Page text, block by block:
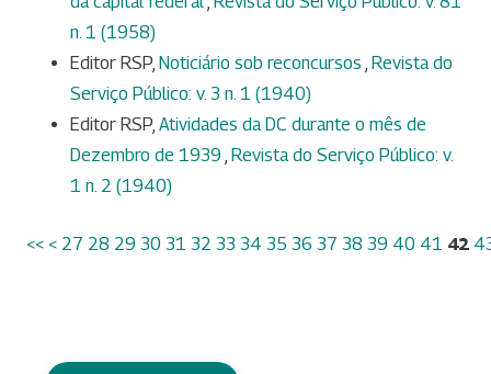
n. 1 (1958)
Editor RSP, Noticiário sob reconcursos , Revista do
Serviço Público: v. 3 n. 1 (1940)
Editor RSP, Atividades da DC durante o mês de
Dezembro de 1939 , Revista do Serviço Público: v.
1 n. 2 (1940)
<< < 27 28 29 30 31 32 33 34 35 36 37 38 39 40 41 42